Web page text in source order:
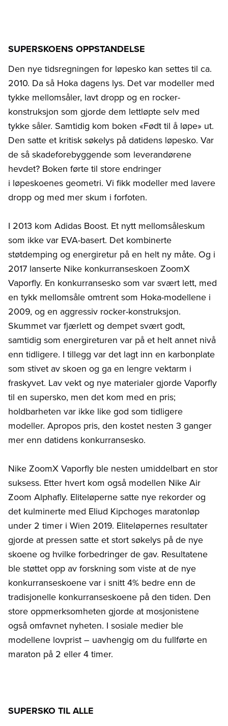
SUPERSKOENS OPPSTANDELSE
Den nye tidsregningen for løpesko kan settes til ca.
2010. Da så Hoka dagens lys. Det var modeller med
tykke mellomsåler, lavt dropp og en rocker-
konstruksjon som gjorde dem lettløpte selv med
tykke såler. Samtidig kom boken «Født til å løpe» ut.
Den satte et kritisk søkelys på datidens løpesko. Var
de så skadeforebyggende som leverandørene
hevdet? Boken førte til store endringer
i løpeskoenes geometri. Vi fikk modeller med lavere
dropp og med mer skum i forfoten.
I 2013 kom Adidas Boost. Et nytt mellomsåleskum
som ikke var EVA-basert. Det kombinerte
støtdemping og energi­retur på en helt ny måte. Og i
2017 lanserte Nike konkurranseskoen ZoomX
Vaporfly. En konkurransesko som var svært lett, med
en tykk mellomsåle omtrent som Hoka-modellene i
2009, og en aggressiv rocker-konstruksjon.
Skummet var fjærlett og dempet svært godt,
samtidig som energireturen var på et helt annet nivå
enn tidligere. I tillegg var det lagt inn en karbonplate
som stivet av skoen og ga en lengre vektarm i
fraskyvet. Lav vekt og nye materialer gjorde Vaporfly
til en supersko, men det kom med en pris;
holdbarheten var ikke like god som tidligere
modeller. Apropos pris, den kostet nesten 3 ganger
mer enn datidens konkurransesko.
Nike ZoomX Vaporfly ble nesten umiddelbart en stor
suksess. Etter hvert kom også modellen Nike Air
Zoom Alphafly. Eliteløperne satte nye rekorder og
det kulminerte med Eliud Kipchoges maratonløp
under 2 timer i Wien 2019. Eliteløpernes resultater
gjorde at pressen satte et stort søkelys på de nye
skoene og hvilke forbedringer de gav. Resultatene
ble støttet opp av forskning som viste at de nye
konkurranseskoene var i snitt 4% bedre enn de
tradisjonelle konkurranseskoene på den tiden. Den
store oppmerksomheten gjorde at mosjonistene
også omfavnet nyheten. I sosiale medier ble
modellene lovprist – uavhengig om du fullførte en
maraton på 2 eller 4 timer.
SUPERSKO TIL ALLE